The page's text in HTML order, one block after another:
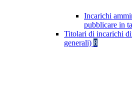
Incarichi
pubblicare in
Titolari di incarichi
generali) 8